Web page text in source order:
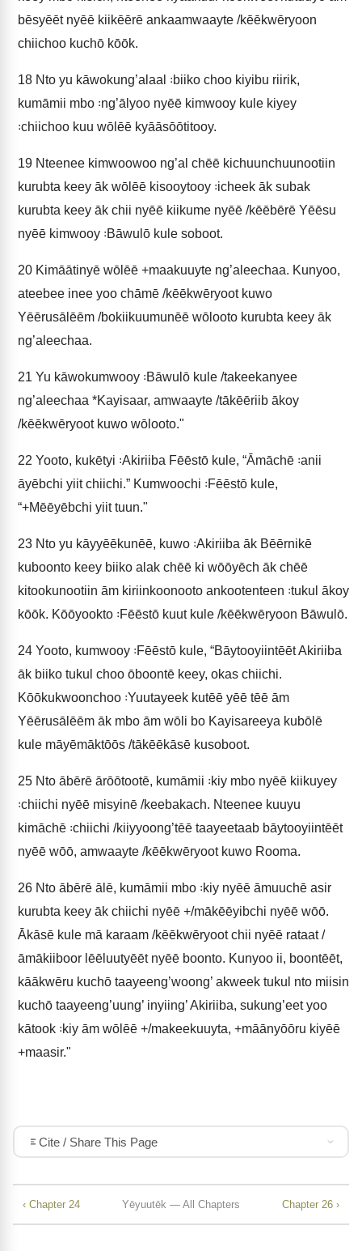
bēsyēēt nyēē kiikēērē ankaamwaayte /kēēkwēryoon
chiichoo kuchō kōōk.
18 Nto yu kāwokung’alaal ꞉biiko choo kiyibu riirik,
kumāmii mbo ꞉ng’ālyoo nyēē kimwooy kule kiyey
꞉chiichoo kuu wōlēē kyāāsōōtitooy.
19 Nteenee kimwoowoo ng’al chēē kichuunchuunootiin
kurubta keey āk wōlēē kisooytooy ꞉icheek āk subak
kurubta keey āk chii nyēē kiikume nyēē /kēēbērē Yēēsu
nyēē kimwooy ꞉Bāwulō kule soboot.
20 Kimāātinyē wōlēē +maakuuyte ng’aleechaa. Kunyoo,
ateebee inee yoo chāmē /kēēkwēryoot kuwo
Yēērusālēēm /bokiikuumunēē wōlooto kurubta keey āk
ng’aleechaa.
21 Yu kāwokumwooy ꞉Bāwulō kule /takeekanyee
ng’aleechaa *Kayisaar, amwaayte /tākēēriib ākoy
/kēēkwēryoot kuwo wōlooto."
22 Yooto, kukētyi ꞉Akiriiba Fēēstō kule, “Āmāchē ꞉anii
āyēbchi yiit chiichi.” Kumwoochi ꞉Fēēstō kule,
“+Mēēyēbchi yiit tuun."
23 Nto yu kāyyēēkunēē, kuwo ꞉Akiriiba āk Bēērnikē
kuboonto keey biiko alak chēē ki wōōyēch āk chēē
kitookunootiin ām kiriinkoonooto ankootenteen ꞉tukul ākoy
kōōk. Kōōyookto ꞉Fēēstō kuut kule /kēēkwēryoon Bāwulō.
24 Yooto, kumwooy ꞉Fēēstō kule, “Bāytooyiintēēt Akiriiba
āk biiko tukul choo ōboontē keey, okas chiichi.
Kōōkukwoonchoo ꞉Yuutayeek kutēē yēē tēē ām
Yēērusālēēm āk mbo ām wōli bo Kayisareeya kubōlē
kule māyēmāktōōs /tākēēkāsē kusoboot.
25 Nto ābērē ārōōtootē, kumāmii ꞉kiy mbo nyēē kiikuyey
꞉chiichi nyēē misyinē /keebakach. Nteenee kuuyu
kimāchē ꞉chiichi /kiiyyoong’tēē taayeetaab bāytooyiintēēt
nyēē wōō, amwaayte /kēēkwēryoot kuwo Rooma.
26 Nto ābērē ālē, kumāmii mbo ꞉kiy nyēē āmuuchē asir
kurubta keey āk chiichi nyēē +/mākēēyibchi nyēē wōō.
Ākāsē kule mā karaam /kēēkwēryoot chii nyēē rataat /
āmākiiboor lēēluutyēēt nyēē boonto. Kunyoo ii, boontēēt,
kāākwēru kuchō taayeeng’woong’ akweek tukul nto miisin
kuchō taayeeng’uung’ inyiing’ Akiriiba, sukung’eet yoo
kātook ꞉kiy ām wōlēē +/makeekuuyta, +māānyōōru kiyēē
+maasir."
Cite / Share This Page
‹ Chapter 24 Yēyuutēk — All Chapters Chapter 26 ›